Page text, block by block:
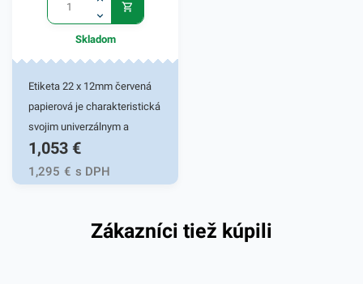
Skladom
Etiketa 22 x 12mm červená
papierová je charakteristická
svojim univerzálnym a
všestranným využitím.
Používa sa či samostatne,
alebo do etiketovacích
rôznych pracovných
1,053 €
1,295 € s DPH
Zákazníci tiež kúpili